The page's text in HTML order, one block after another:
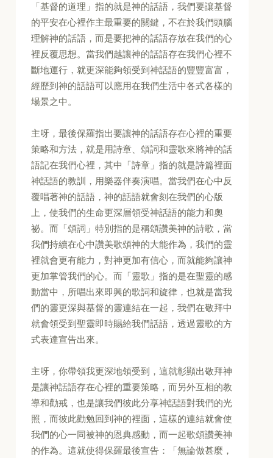
「基督的道理」指的就是神的話語，我們要讓基督
的平安在心裡作主最重要的關鍵，不在於我們頭腦
理解神的話語，而是要把神的話語存放在我們的心
裡反覆思想。當我們越讓神的話語存在我們心裡不
斷地運行，就更深能夠領受到神話語的豐豐富富，
經歷到神的話語可以應用在我們生活中各式各樣的
場景之中。
主呀，最後保羅指出要讓神的話語存在心裡的重要
策略和方法，就是用詩章、頌詞和靈歌來將神的話
語記在我們心裡，其中「詩章」指的就是詩篇裡面
神話語的教訓，用樂器伴奏演唱。當我們在心中反
覆唱著神的話語，神的話語就會刻在我們的心版
上，使我們的生命更深層領受神話語的能力和奧
祕。而「頌詞」特別指的是稱頌讚美神的詩歌，當
我們持續在心中讚美歌頌神的大能作為，我們的靈
裡就會更有能力，對神更加有信心，而就能夠讓神
更加掌管我們的心。而「靈歌」指的是在聖靈的感
動當中，所唱出來即興的歌詞和旋律，也就是當我
們的靈更深與基督的靈連結在一起，我們在敬拜中
就會領受到聖靈即時賜給我們話語，透過靈歌的方
式表達宣告出來。
主呀，你帶領我更深地領受到，這就彰顯出敬拜神
是讓神話語存在心裡的重要策略，而另外互相的教
導和勸戒，也是讓我們彼此分享神話語對我們的光
照，而彼此勸勉回到神的裡面，這樣的連結就會使
我們的心一同被神的恩典感動，而一起歌頌讚美神
的作為。這就使得保羅最後宣告：「無論做甚麼，